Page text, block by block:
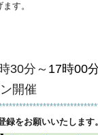
す。
30分～ 17時00
開催
録をお願いいたし ます。